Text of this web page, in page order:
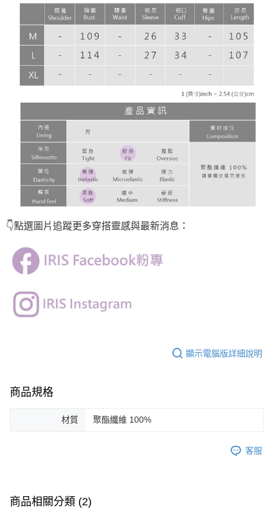
👇點選圖片追蹤更多穿搭靈感與最新消息：
顯示電腦版詳細說明
商品規格
材質 聚酯纖維 100%
客服
商品相關分類 (2)